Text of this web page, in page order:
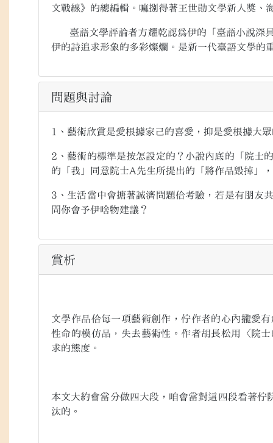
文戰線》的總編輯。嘛捌得著王世勛文學新人獎、
臺語文學評論者方耀乾認為伊的「臺語小說深
伊的詩追求形象的多彩燦爛。是新一代臺語文學的
問題與討論
1 、藝術欣賞是愛根據家己的喜愛，抑是愛根據大
2 、藝術的標準是按怎設定的？小說內底的「院士
的「我」同意院士A先生所提出的「將作品毀掉」
3 、生活當中會搪著誠濟問題佮考驗，若是有朋友
問你會予伊啥物建議？
賞析
文學作品佮每一項藝術創作，佇作者的心內攏愛
性命的模仿品，失去藝術性。作者胡長松用〈院
求的態度。
本文大約會當分做四大段，咱會當對這四段看著佇
汰的。